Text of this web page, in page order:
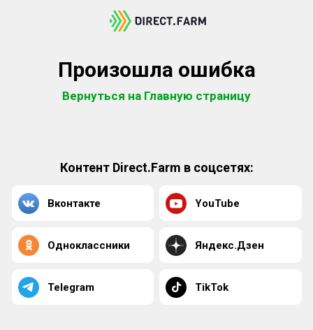
Произошла ошибка
Вернуться на Главную страницу
Контент Direct.Farm в соцсетях:
Вконтакте YouTube
Одноклассники Яндекс.Дзен
Telegram TikTok